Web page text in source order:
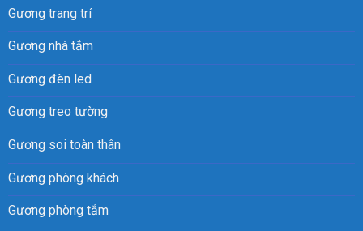
Gương trang trí
Gương nhà tắm
Gương đèn led
Gương treo tường
Gương soi toàn thân
Gương phòng khách
Gương phòng tắm